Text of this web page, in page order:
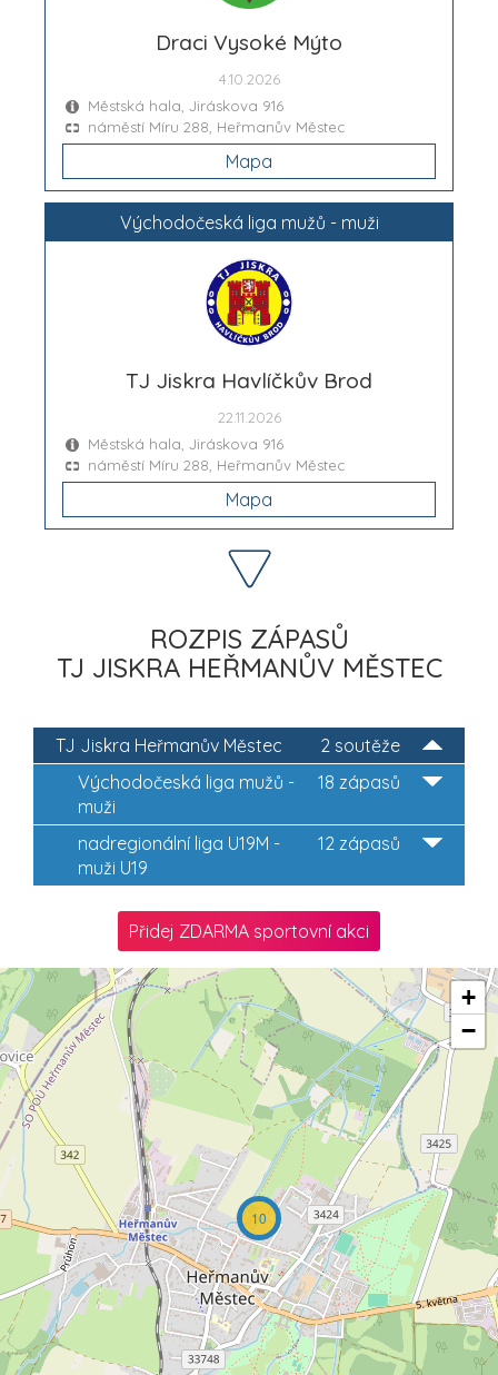
Draci Vysoké Mýto
4.10.2026
Městská hala, Jiráskova 916
náměstí Míru 288, Heřmanův Městec
Mapa
Východočeská liga mužů - muži
TJ Jiskra Havlíčkův Brod
22.11.2026
Městská hala, Jiráskova 916
náměstí Míru 288, Heřmanův Městec
Mapa
ROZPIS ZÁPASŮ
TJ JISKRA HEŘMANŮV MĚSTEC
2 soutěže
TJ Jiskra Heřmanův Městec
18 zápasů
Východočeská liga mužů -
muži
12 zápasů
nadregionální liga U19M -
muži U19
Přidej ZDARMA sportovní akci
10
+
−